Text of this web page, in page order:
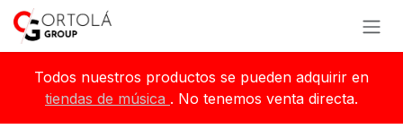
Ir al contenido
Todos nuestros productos se pueden adquirir en
tiendas de música . No tenemos venta directa.